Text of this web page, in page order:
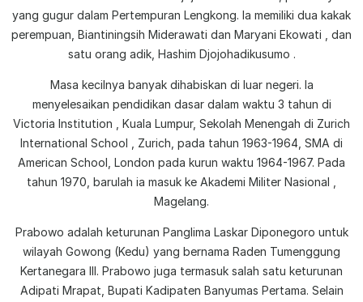
yang gugur dalam Pertempuran Lengkong. Ia memiliki dua kakak
perempuan, Biantiningsih Miderawati dan Maryani Ekowati , dan
satu orang adik, Hashim Djojohadikusumo .
Masa kecilnya banyak dihabiskan di luar negeri. Ia
menyelesaikan pendidikan dasar dalam waktu 3 tahun di
Victoria Institution , Kuala Lumpur, Sekolah Menengah di Zurich
International School , Zurich, pada tahun 1963-1964, SMA di
American School, London pada kurun waktu 1964-1967. Pada
tahun 1970, barulah ia masuk ke Akademi Militer Nasional ,
Magelang.
Prabowo adalah keturunan Panglima Laskar Diponegoro untuk
wilayah Gowong (Kedu) yang bernama Raden Tumenggung
Kertanegara III. Prabowo juga termasuk salah satu keturunan
Adipati Mrapat, Bupati Kadipaten Banyumas Pertama. Selain